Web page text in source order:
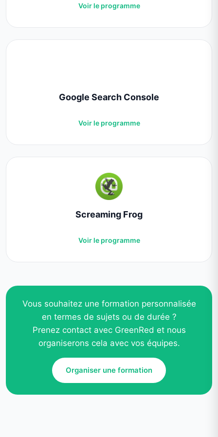
Voir le programme
Google Search Console
Voir le programme
Screaming Frog
Voir le programme
Vous souhaitez une formation personnalisée
en termes de sujets ou de durée ?
Prenez contact avec GreenRed et nous
organiserons cela avec vos équipes.
Organiser une formation